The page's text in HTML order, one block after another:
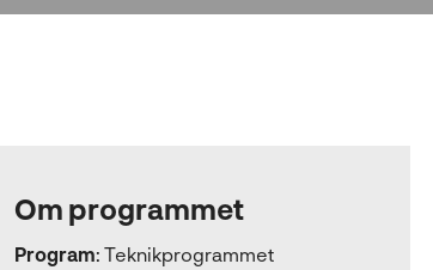
Om programmet
Program: Teknikprogrammet